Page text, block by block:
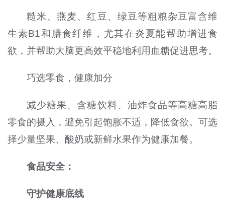
糙米、燕麦、红豆、绿豆等粗粮杂豆富含维
生素B1和膳食纤维，尤其在炎夏能帮助增进食
欲，并帮助大脑更高效平稳地利用血糖促进思考。
巧选零食，健康加分
减少糖果、含糖饮料、油炸食品等高糖高脂
零食的摄入，避免引起饱胀不适，降低食欲。可选
择少量坚果、酸奶或新鲜水果作为健康加餐。
食品安全：
守护健康底线